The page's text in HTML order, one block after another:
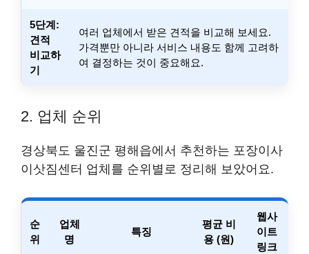
5단계:
견적
비교하
기
여러 업체에서 받은 견적을 비교해 보세요.
가격뿐만 아니라 서비스 내용도 함께 고려하
여 결정하는 것이 중요해요.
2. 업체 순위
경상북도 울진군 평해읍에서 추천하는 포장이사
이삿짐센터 업체를 순위별로 정리해 보았어요.
순
위
업체
명
특징
평균 비
용 (원)
웹사
이트
링크